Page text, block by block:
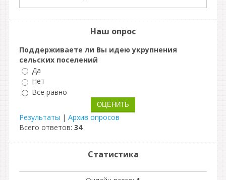
Наш опрос
Поддерживаете ли Вы идею укрупнения
сельских поселений
Да
Нет
Все равно
Результаты | Архив опросов
Всего ответов: 34
Статистика